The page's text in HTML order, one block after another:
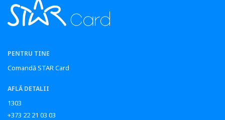
PENTRU TINE
Comandă STAR Card
AFLĂ DETALII
1303
+373 22 21 03 03